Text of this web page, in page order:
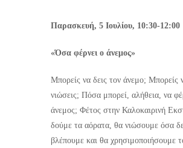
Παρασκευή, 5 Ιουλίου, 10:30-12:00
«Όσα φέρνει ο άνεμος»
Μπορείς να δεις τον άνεμο; Μπορείς
νιώσεις; Πόσα μπορεί, αλήθεια, να
άνεμος; Φέτος στην Καλοκαιρινή
δούμε τα αόρατα, θα νιώσουμε όσα
βλέπουμε και θα χρησιμοποιήσουμε